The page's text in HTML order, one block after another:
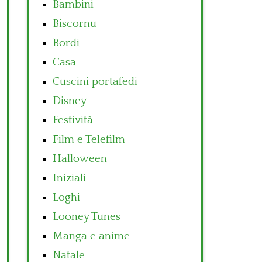
Bambini
Biscornu
Bordi
Casa
Cuscini portafedi
Disney
Festività
Film e Telefilm
Halloween
Iniziali
Loghi
Looney Tunes
Manga e anime
Natale